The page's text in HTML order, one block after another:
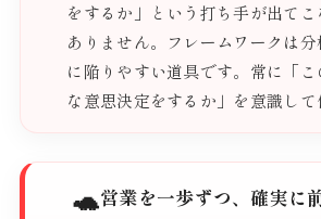
をするか」という打ち手が出て
ありません。フレームワークは
に陥りやすい道具です。常に「
な意思決定をするか」を意識して
🐢営業を一歩ずつ、確実に